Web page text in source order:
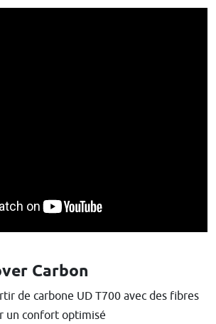
Carbon
de carbone UD T700 avec des fibres
un confort optimisé